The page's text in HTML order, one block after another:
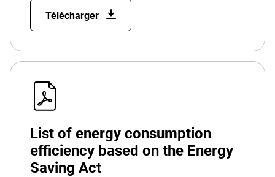
Télécharger
List of energy consumption
efficiency based on the Energy
Saving Act